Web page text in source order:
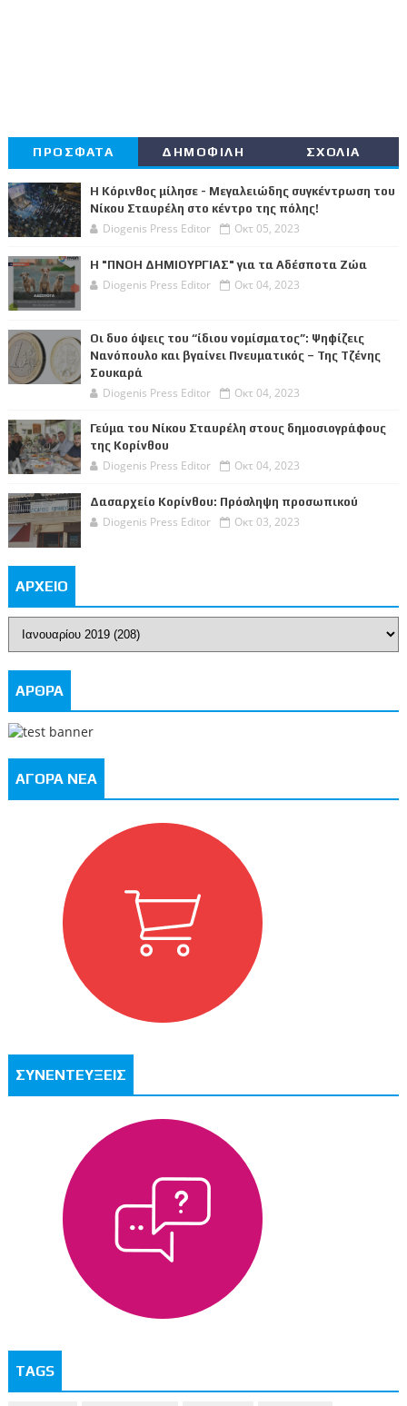
ΠΡΟΣΦΑΤΑ ΔΗΜΟΦΙΛΗ ΣΧΟΛΙΑ
Η Κόρινθος μίλησε - Μεγαλειώδης συγκέντρωση του
Νίκου Σταυρέλη στο κέντρο της πόλης!
Diogenis Press Editor Οκτ 05, 2023
Η "ΠΝΟΗ ΔΗΜΙΟΥΡΓΙΑΣ" για τα Αδέσποτα Ζώα
Diogenis Press Editor Οκτ 04, 2023
Οι δυο όψεις του “ίδιου νομίσματος”: Ψηφίζεις
Νανόπουλο και βγαίνει Πνευματικός – Της Τζένης
Σουκαρά
Diogenis Press Editor Οκτ 04, 2023
Γεύμα του Νίκου Σταυρέλη στους δημοσιογράφους
της Κορίνθου
Diogenis Press Editor Οκτ 04, 2023
Δασαρχείο Κορίνθου: Πρόσληψη προσωπικού
Diogenis Press Editor Οκτ 03, 2023
ΑΡΧΕΙΟ
ΑΡΘΡΑ
ΑΓΟΡΑ ΝΕΑ
ΣΥΝΕΝΤΕΥΞΕΙΣ
TAGS